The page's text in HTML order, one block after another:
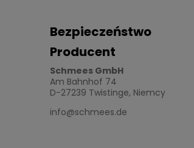
Bezpieczeństwo
Producent
Schmees GmbH
Am Bahnhof 74
D-27239 Twistinge, Niemcy
info@schmees.de